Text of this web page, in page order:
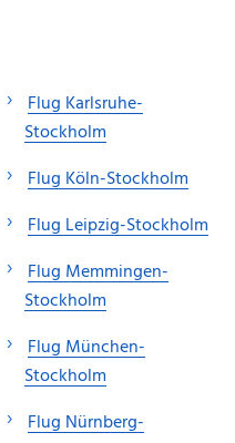
Flug Karlsruhe-
Stockholm
Flug Köln-Stockholm
Flug Leipzig-Stockholm
Flug Memmingen-
Stockholm
Flug München-
Stockholm
Flug Nürnberg-